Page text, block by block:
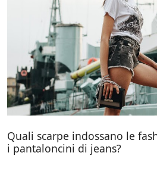
Quali scarpe indossano le
i pantaloncini di jeans?